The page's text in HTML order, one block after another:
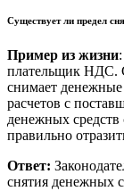
Существует ли предел
Пример из жизни
плательщик НДС.
снимает денежные
расчетов с
денежных средств
правильно
Ответ:
снятия денежных